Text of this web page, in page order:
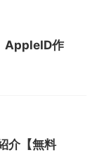
AppleID作
介【無料